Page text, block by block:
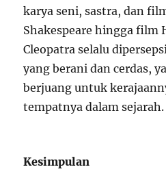
karya seni, sastra, dan
Shakespeare hingga film
Cleopatra selalu
yang berani dan cerdas,
berjuang untuk
tempatnya dalam sejarah.
Kesimpulan